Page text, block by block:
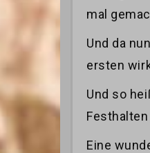
mal
Und da
ersten
Und so
Eine